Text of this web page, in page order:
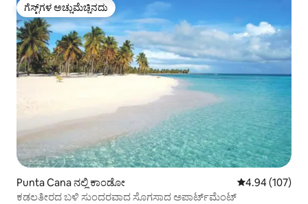
ಗೆಸ್ಟ್‌ಗಳ ಅಚ್ಚುಮೆಚ್ಚಿನದು
ಗೆಸ್ಟ್‌ಗಳ ಅಚ್ಚುಮೆಚ್ಚಿನದು
Punta Cana ನಲ್ಲಿ ಕಾಂಡೋ 5 ರಲ್ಲಿ 4.94
4.94 (107)
ಕಡಲತೀರದ ಬಳಿ ಸುಂದರವಾದ ಸೊಗಸಾದ ಅಪಾರ್ಟ್‌ಮೆಂಟ್